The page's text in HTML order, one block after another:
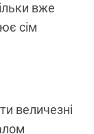
вже
сім
величезні